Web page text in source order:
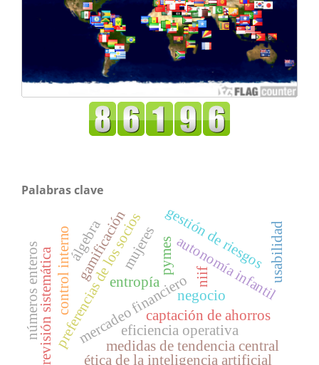
Palabras clave
captación de ahorros
mercadeo financiero
preferencias de los socios autonomía infantil
control interno pymes
gestión de riesgos
entropía usabilidad
ética de la inteligencia artificial
revisión sistemática
gamificación
medidas de tendencia central
números enteros eficiencia operativa
negocio
mujeres
niif
álgebra